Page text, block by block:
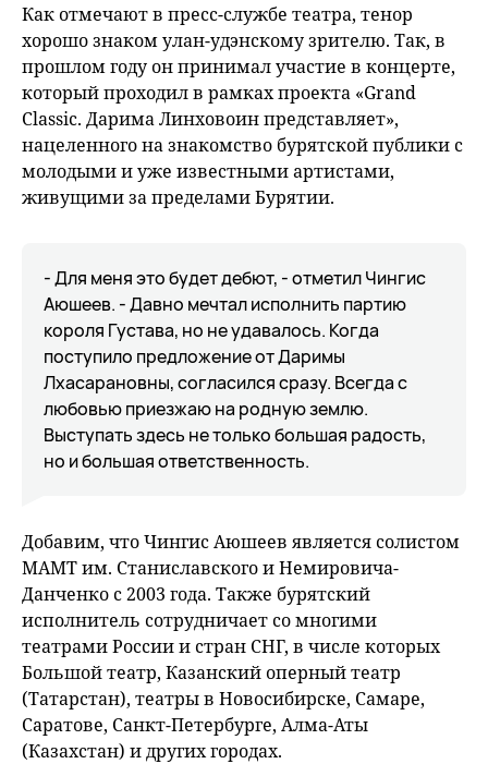
Как отмечают в пресс-службе театра, тенор
хорошо знаком улан-удэнскому зрителю. Так, в
прошлом году он принимал участие в концерте,
который проходил в рамках проекта «Grand
Classic. Дарима Линховоин представляет»,
нацеленного на знакомство бурятской публики с
молодыми и уже известными артистами,
живущими за пределами Бурятии.
- Для меня это будет дебют, - отметил Чингис
Аюшеев. - Давно мечтал исполнить партию
короля Густава, но не удавалось. Когда
поступило предложение от Даримы
Лхасарановны, согласился сразу. Всегда с
любовью приезжаю на родную землю.
Выступать здесь не только большая радость,
но и большая ответственность.
Добавим, что Чингис Аюшеев является солистом
МАМТ им. Станиславского и Немировича-
Данченко с 2003 года. Также бурятский
исполнитель сотрудничает со многими
театрами России и стран СНГ, в числе которых
Большой театр, Казанский оперный театр
(Татарстан), театры в Новосибирске, Самаре,
Саратове, Санкт-Петербурге, Алма-Аты
(Казахстан) и других городах.